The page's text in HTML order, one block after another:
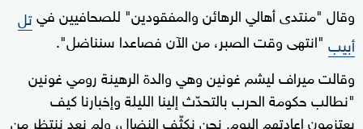
وقال "منتدى أهالي الرهائن والمفقودين" للصحافيين فيتل
أبيب "انتهى وقت الصبر، من الآن فصاعدا سنناضل".
وقالت ميراف ليشم غونين وهي والدة الرهينة رومي غونين
"نطالب حكومة الحرب بالتحدّث إلينا الليلة وإخبارنا كيف
يعتزمون إعادتهم اليوم. نحن نكثّف النضال، ولم نعد ننتظر من